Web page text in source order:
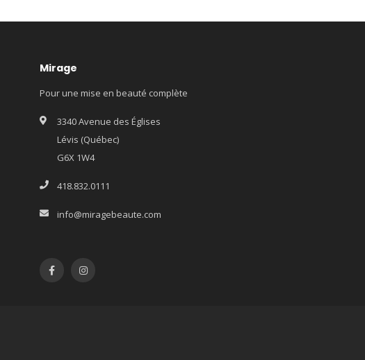
Mirage
Pour une mise en beauté complète
3340 Avenue des Églises
Lévis (Québec)
G6X 1W4
418.832.0111
info@miragebeaute.com